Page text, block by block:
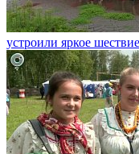
устроили яркое